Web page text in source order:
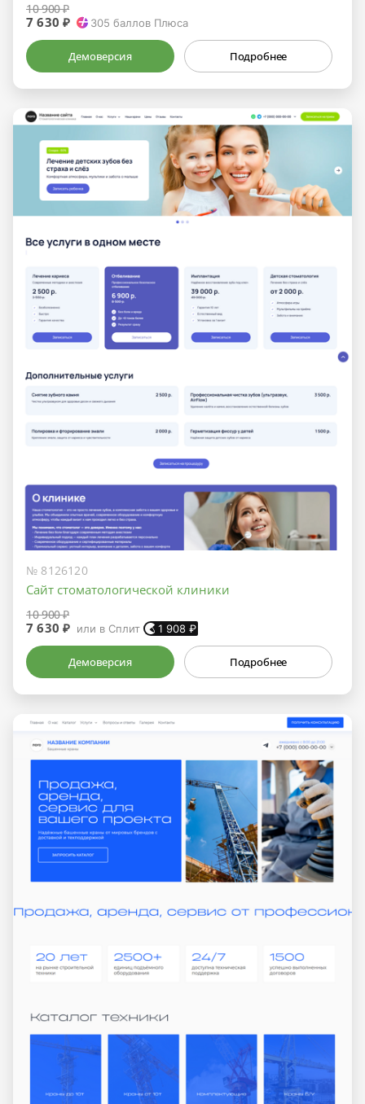
10 900 ₽
7 630 ₽ 305 баллов Плюса
Демоверсия Подробнее
№ 8126120
Сайт стоматологической клиники
10 900 ₽
7 630 ₽ или в Сплит 1 908 ₽
Демоверсия Подробнее